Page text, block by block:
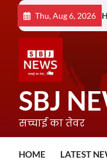
content
Thu, Aug 6, 2026
SBJ
सच्चाई का तेवर
HOME LATEST